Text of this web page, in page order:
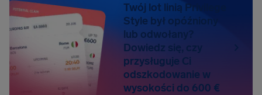
Twój lot linią Privilege
Style był opóźniony
lub odwołany?
Dowiedz się, czy
przysługuje Ci
odszkodowanie w
wysokości do 600 €